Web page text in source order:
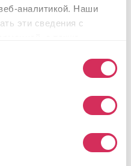
аналитикой. Наши
эти сведения с